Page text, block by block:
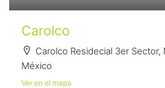
Carolco
Carolco Residecial 3er Sector,
México
Ver en el mapa